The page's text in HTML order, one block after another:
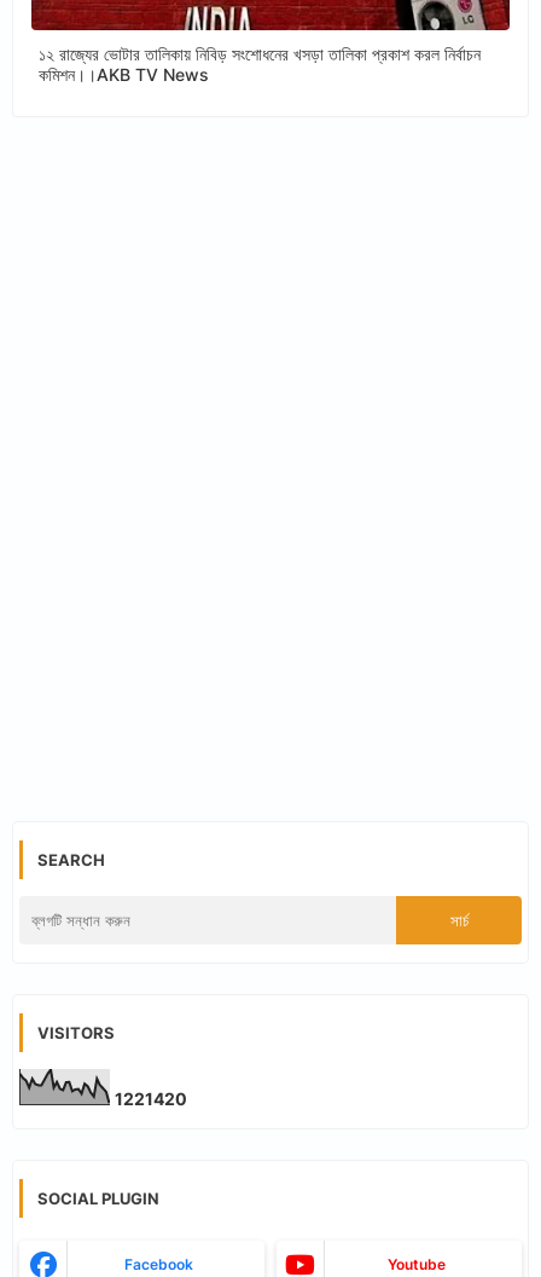
১২ রাজ্যের ভোটার তালিকায় নিবিড় সংশোধনের খসড়া তালিকা প্রকাশ করল নির্বাচন
কমিশন।।AKB TV News
SEARCH
VISITORS
1221420
SOCIAL PLUGIN
Facebook Youtube